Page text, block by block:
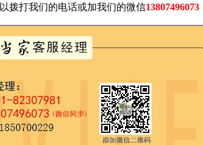
拨打我们的电话或加我们的微信13807496073